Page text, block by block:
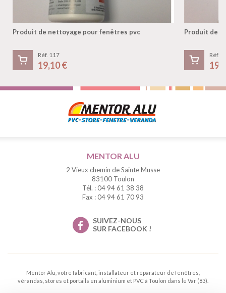
Produit de nettoyage pour fenêtres pvc
Réf. 117
19,10 €
Produit de
Réf.
MENTOR ALU
2 Vieux chemin de Sainte Musse
83100 Toulon
Tél. : 04 94 61 38 38
Fax : 04 94 61 70 93
SUIVEZ-NOUS
SUR FACEBOOK !
Mentor Alu, votre fabricant, installateur et réparateur de fenêtres,
vérandas, stores et portails en aluminium et PVC à Toulon dans le Var (83).